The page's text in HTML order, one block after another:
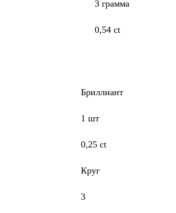
3 грамма
0,54 ct
Бриллиант
1 шт
0,25 ct
Круг
3